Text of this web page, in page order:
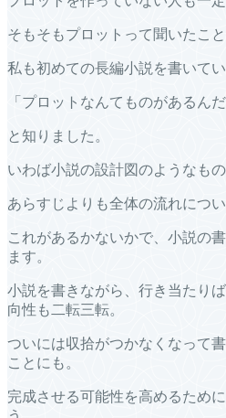
そもそもプロットって聞いたこ
私も初めての長編小説を書いてい
「プロットなんてものがあるんだ
と知りました。
いわば小説の設計図のようなもの
あらすじよりも全体の流れにつ
これがあるかないかで、小説の
ます。
小説を書きながら、行き当たり
向性も二転三転。
ついには収拾がつかなくなって
ことにも。
完成させる可能性を高めるため